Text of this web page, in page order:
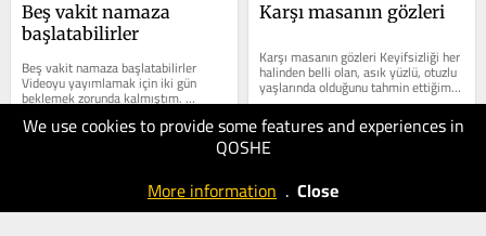
We use cookies to provide some features and experiences in
QOSHE
More information . Close
Beş vakit namaza
başlatabilirler
Beş vakit namaza başlatabilirler
Videoyu yayımlamak için iki gün
beklemek zorunda kalmıştım.
Hassas günlerden geçiliyordu ve bu
kayıt...
Karşı masanın gözleri
Karşı masanın gözleri Keyifsizliği her
halinden belli olan, asık yüzlü, otuzlu
yaşlarında olduğunu tahmin ettiğim,
seküler görünümlü...
04.08.2026
Serdar Tuncer